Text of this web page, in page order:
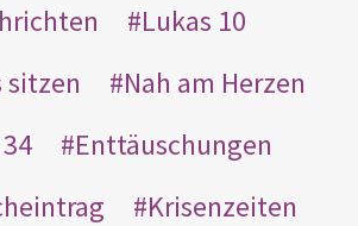
Lukas 10
sitzen
Nah am Herzen
Enttäuschungen
Krisenzeiten